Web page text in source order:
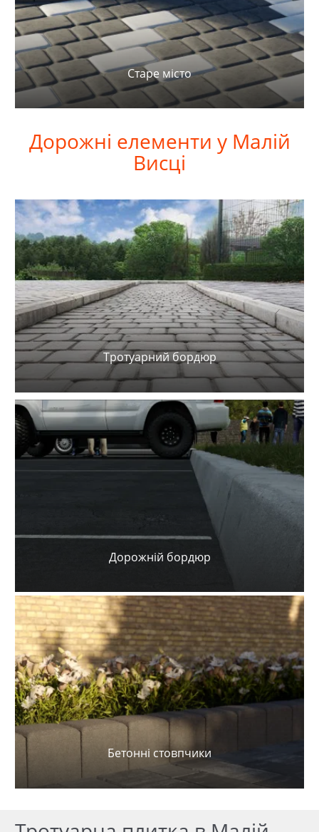
Старе місто
Дорожні елементи у Малій
Висці
Тротуарний бордюр
Дорожній бордюр
Бетонні стовпчики